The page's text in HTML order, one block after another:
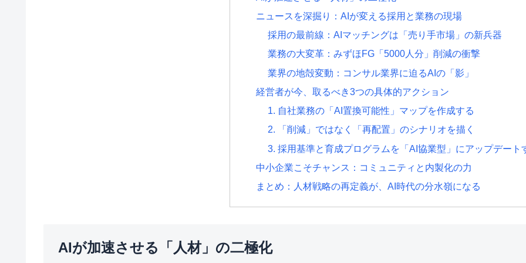
ニュースを深掘り：AIが変える採用と業務の現場
採用の最前線：AIマッチングは「売り手市場」の新兵器
業務の大変革：みずほFG「5000人分」削減の衝撃
業界の地殻変動：コンサル業界に迫るAIの「影」
経営者が今、取るべき3つの具体的アクション
1. 自社業務の「AI置換可能性」マップを作成する
2. 「削減」ではなく「再配置」のシナリオを描く
3. 採用基準と育成プログラムを「AI協業型」にアップデート
中小企業こそチャンス：コミュニティと内製化の力
まとめ：人材戦略の再定義が、AI時代の分水嶺になる
AIが加速させる「人材」の二極化